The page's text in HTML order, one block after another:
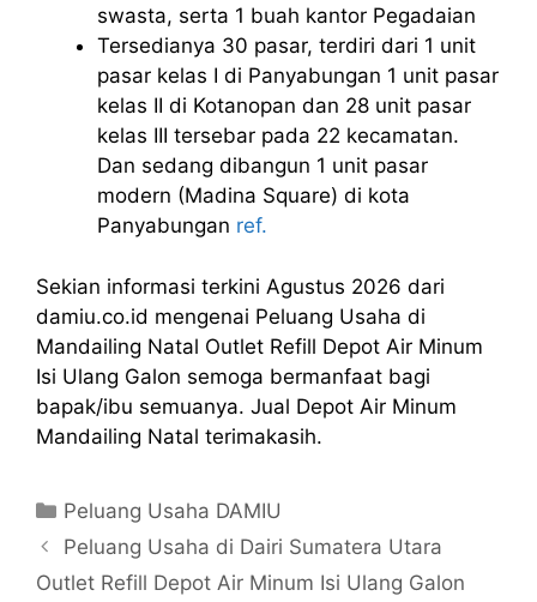
swasta, serta 1 buah kantor Pegadaian
Tersedianya 30 pasar, terdiri dari 1 unit
pasar kelas I di Panyabungan 1 unit pasar
kelas II di Kotanopan dan 28 unit pasar
kelas III tersebar pada 22 kecamatan.
Dan sedang dibangun 1 unit pasar
modern (Madina Square) di kota
Panyabungan ref.
Sekian informasi terkini Agustus 2026 dari
damiu.co.id mengenai Peluang Usaha di
Mandailing Natal Outlet Refill Depot Air Minum
Isi Ulang Galon semoga bermanfaat bagi
bapak/ibu semuanya. Jual Depot Air Minum
Mandailing Natal terimakasih.
Kategori
Peluang Usaha DAMIU
Peluang Usaha di Dairi Sumatera Utara
Outlet Refill Depot Air Minum Isi Ulang Galon